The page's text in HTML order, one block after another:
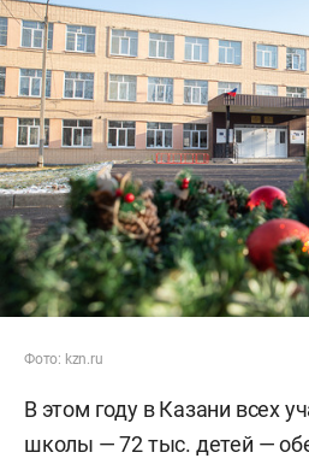
Фото: kzn.ru
В этом году в Казани всех
школы — 72 тыс. детей —